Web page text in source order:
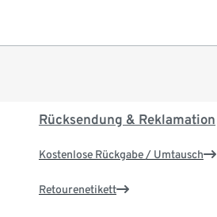
Rücksendung & Reklamation
Kostenlose Rückgabe / Umtausch
Retourenetikett